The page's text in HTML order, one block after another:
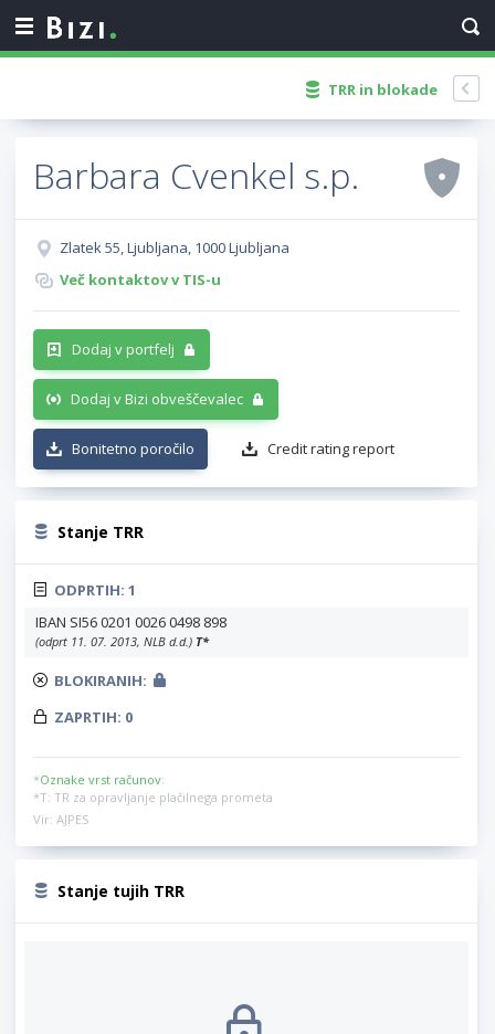
TRR in blokade
Barbara Cvenkel s.p.
Zlatek 55, Ljubljana, 1000 Ljubljana
Več kontaktov v TIS-u
Dodaj v portfelj
Dodaj v Bizi obveščevalec
Bonitetno poročilo Credit rating report
Stanje TRR
ODPRTIH: 1
IBAN SI56 0201 0026 0498 898
(odprt 11. 07. 2013, NLB d.d.) T*
BLOKIRANIH:
ZAPRTIH: 0
*Oznake vrst računov:
*T: TR za opravljanje plačilnega prometa
Vir: AJPES
Stanje tujih TRR